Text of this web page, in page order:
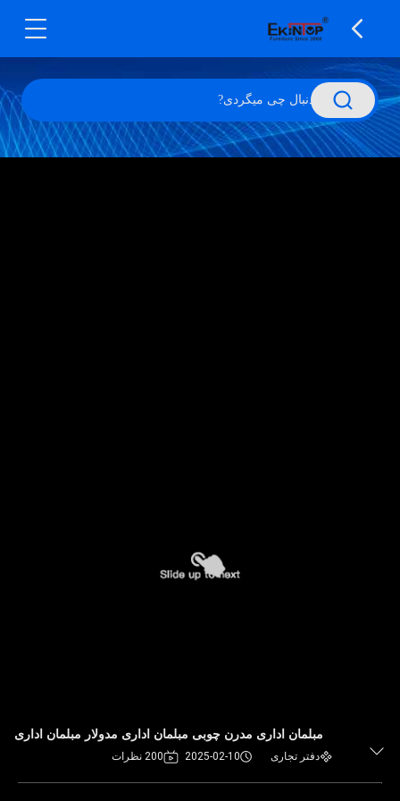
مبلمان اداری مدرن چوبی مبلمان اداری مدولار مبلمان اداری
دفتر تجاری 2025-02-10 200 نظرات